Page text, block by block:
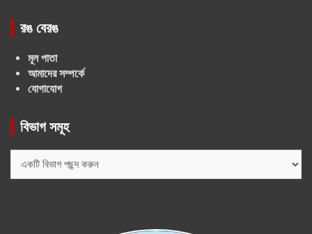
রঙ বেরঙ
মূল পাতা
আমাদের সম্পর্কে
যোগাযোগ
বিভাগ সমূহ